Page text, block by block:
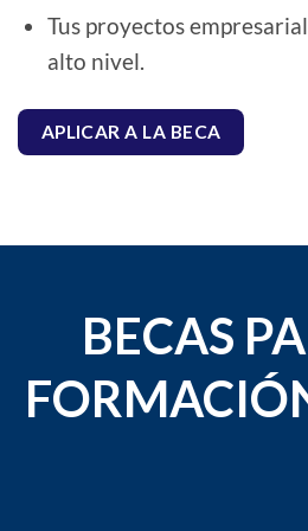
Tus proyectos
alto nivel.
APLICAR A LA BECA
BECAS